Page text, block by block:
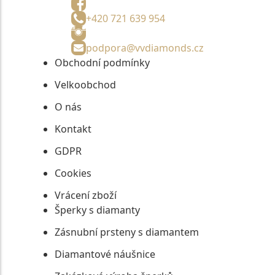
+420 721 639 954
podpora@vvdiamonds.cz
Obchodní podmínky
Velkoobchod
O nás
Kontakt
GDPR
Cookies
Vrácení zboží
Šperky s diamanty
Zásnubní prsteny s diamantem
Diamantové náušnice